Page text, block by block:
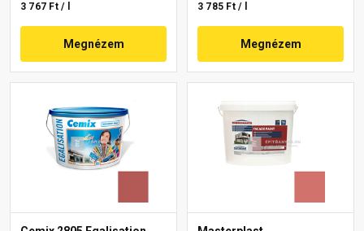
3 767 Ft / l
Megnézem
3 785 Ft / l
Megnézem